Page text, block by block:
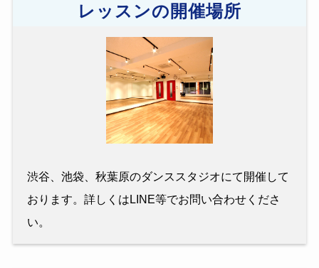
レッスンの開催場所
渋谷、池袋、秋葉原のダンススタジオにて開催して
おります。詳しくはLINE等でお問い合わせくださ
い。